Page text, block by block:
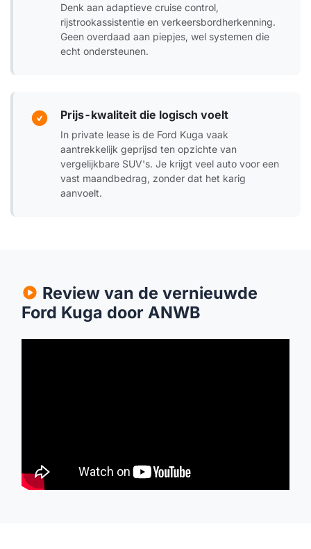
Denk aan adaptieve cruise control,
rijstrookassistentie en verkeersbordherkenning.
Geen overdaad aan piepjes, wel systemen die
echt ondersteunen.
Prijs-kwaliteit die logisch voelt
In private lease is de Ford Kuga vaak
aantrekkelijk geprijsd ten opzichte van
vergelijkbare SUV's. Je krijgt veel auto voor een
vast maandbedrag, zonder dat het karig
aanvoelt.
Review van de vernieuwde
Ford Kuga door ANWB